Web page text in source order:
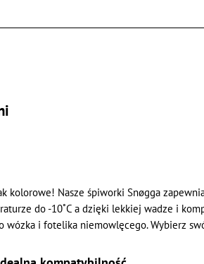
kolorowe! Nasze śpiworki Snøgga
do -10˚C a dzięki lekkiej wadze i
wózka i fotelika niemowlęcego. Wybierz